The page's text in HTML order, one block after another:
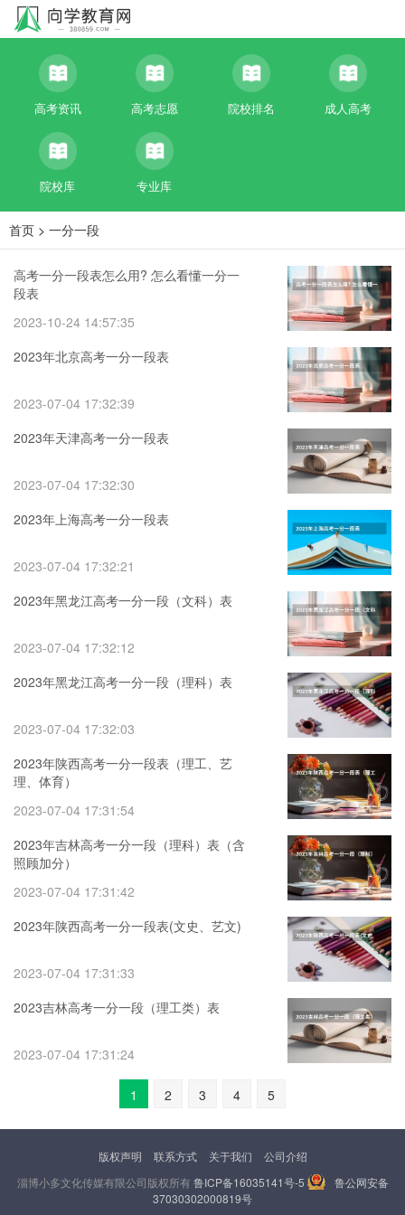
高考资讯 高考志愿 院校排名 成人高考
院校库 专业库
首页 > 一分一段
高考一分一段表怎么用? 怎么看懂一分一
段表
2023-10-24 14:57:35
2023年北京高考一分一段表
2023-07-04 17:32:39
2023年天津高考一分一段表
2023-07-04 17:32:30
2023年上海高考一分一段表
2023-07-04 17:32:21
2023年黑龙江高考一分一段（文科）表
2023-07-04 17:32:12
2023年黑龙江高考一分一段（理科）表
2023-07-04 17:32:03
2023年陕西高考一分一段表（理工、艺
理、体育）
2023-07-04 17:31:54
2023年吉林高考一分一段（理科）表（含
照顾加分）
2023-07-04 17:31:42
2023年陕西高考一分一段表(文史、艺文)
2023-07-04 17:31:33
2023吉林高考一分一段（理工类）表
2023-07-04 17:31:24
1 2 3 4 5
版权声明 联系方式 关于我们
公司介绍
淄博小多文化传媒有限公司版权所有鲁ICP备16035141号-5
鲁公网安备
37030302000819号